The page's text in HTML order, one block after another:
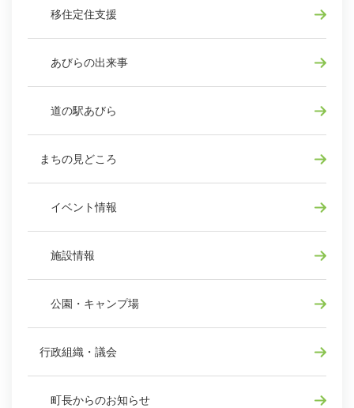
移住定住支援
あびらの出来事
道の駅あびら
まちの見どころ
イベント情報
施設情報
公園・キャンプ場
行政組織・議会
町長からのお知らせ